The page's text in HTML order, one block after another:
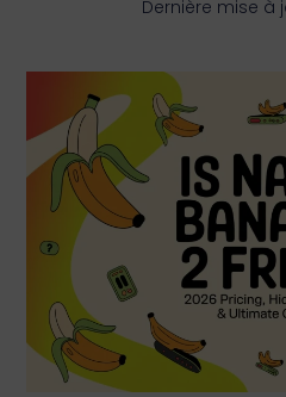
Dernière mise à